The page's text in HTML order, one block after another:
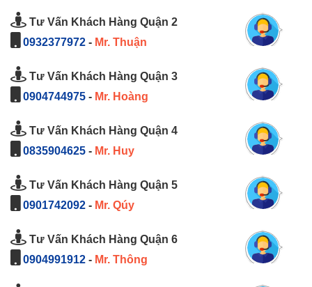
Tư Vấn Khách Hàng Quận 2
0932377972 - Mr. Thuận
Tư Vấn Khách Hàng Quận 3
0904744975 - Mr. Hoàng
Tư Vấn Khách Hàng Quận 4
0835904625 - Mr. Huy
Tư Vấn Khách Hàng Quận 5
0901742092 - Mr. Qúy
Tư Vấn Khách Hàng Quận 6
0904991912 - Mr. Thông